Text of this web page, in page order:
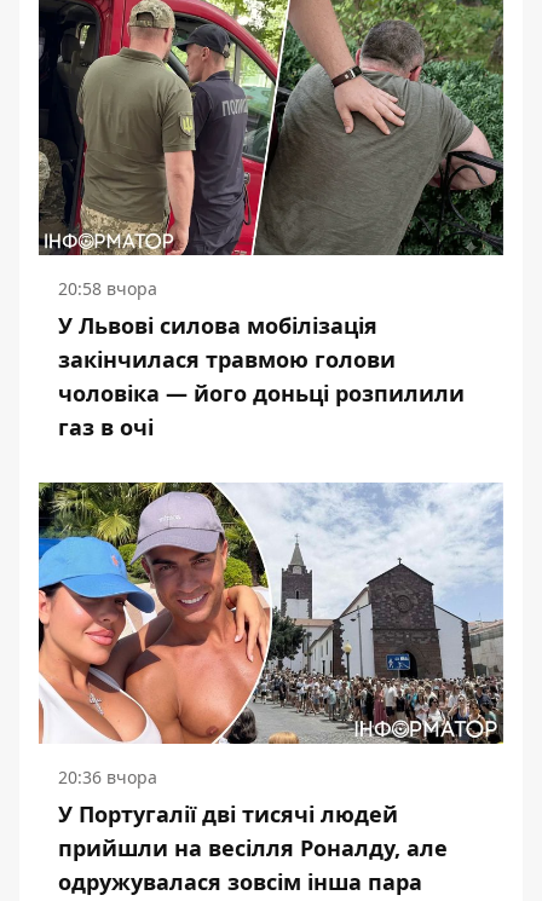
20:58 вчора
У Львові силова мобілізація
закінчилася травмою голови
чоловіка — його доньці розпилили
газ в очі
20:36 вчора
У Португалії дві тисячі людей
прийшли на весілля Роналду, але
одружувалася зовсім інша пара